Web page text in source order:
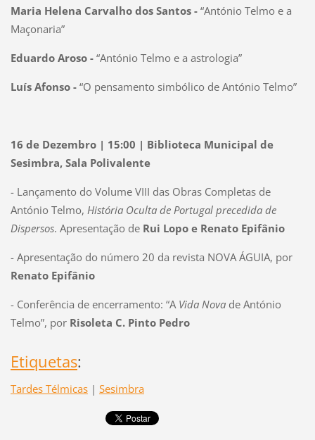
Maria Helena Carvalho dos Santos - “António Telmo e a
Maçonaria”
Eduardo Aroso - “António Telmo e a astrologia”
Luís Afonso - “O pensamento simbólico de António Telmo”
16 de Dezembro | 15:00 | Biblioteca Municipal de
Sesimbra, Sala Polivalente
- Lançamento do Volume VIII das Obras Completas de
António Telmo, História Oculta de Portugal precedida de
Dispersos. Apresentação de Rui Lopo e Renato Epifânio
- Apresentação do número 20 da revista NOVA ÁGUIA, por
Renato Epifânio
- Conferência de encerramento: “A Vida Novade António
Telmo”, por Risoleta C. Pinto Pedro
Etiquetas:
Tardes Télmicas | Sesimbra